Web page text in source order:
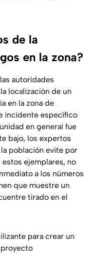
de la
en la zona?
autoridades
localización de un
en la zona de
incidente específico
en general fue
bajo, los expertos
población evite por
ejemplares, no
a los números
que muestre un
tirado en el
para crear un